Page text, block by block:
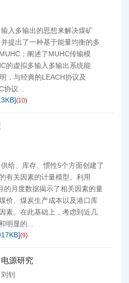
入多输出的思想来解决煤矿
提出了一种基于能量均衡的多
；阐述了MUHC传输模
的虚拟多输入多输出系统能
，与经典的LEACH协议及
议...
](10)
给、库存、惯性5个方面创建了
有关因素的计量模型。利用
的月度数据揭示了相关因素的量
价、煤炭生产成本以及港口库
素。在此基础上，考虑到近几
明显的...
](9)
源研究
刘钊